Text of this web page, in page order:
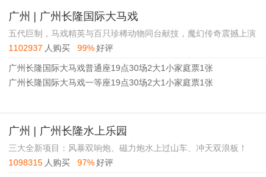
广州 | 广州长隆国际大马戏
五代巨制，马戏精英与百只珍稀动物同台献技，魔幻传奇震撼上演
1102937 人购买 99%好评
广州长隆国际大马戏普通座19点30场2大1小家庭票1张
广州长隆国际大马戏一等座19点30场2大1小家庭票1张
广州 | 广州长隆水上乐园
三大全新项目：风暴双响炮、磁力炮水上过山车、冲天双浪板！
1098315 人购买 97%好评